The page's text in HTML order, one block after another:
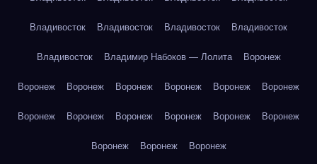
Владивосток Владивосток Владивосток Владивосток
Владивосток Владимир Набоков — Лолита Воронеж
Воронеж Воронеж Воронеж Воронеж Воронеж Воронеж
Воронеж Воронеж Воронеж Воронеж Воронеж Воронеж
Воронеж Воронеж Воронеж